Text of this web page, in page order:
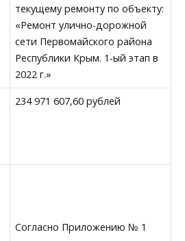
текущему ремонту по объекту:
«Ремонт улично-дорожной
сети Первомайского района
Республики Крым. 1-ый этап в
2022 г.»
234 971 607,60 рублей
Согласно Приложению № 1